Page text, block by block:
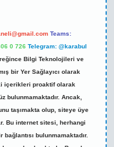
Teams:
0 726 Telegram: @karabul
Bilgi Teknolojileri ve
bir Yer Sağlayıcı olarak
içerikleri proaktif olarak
bulunmamaktadır. Ancak,
taşımakta olup, siteye üye
Bu internet sitesi, herhangi
bulunmamaktadır.